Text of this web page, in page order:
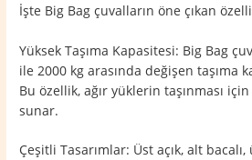
İşte Big Bag çuvalların öne çıkan
Yüksek Taşıma Kapasitesi: Big Bag
ile 2000 kg arasında değişen taşıma
Bu özellik, ağır yüklerin taşınması
sunar.
Çeşitli Tasarımlar: Üst açık, alt